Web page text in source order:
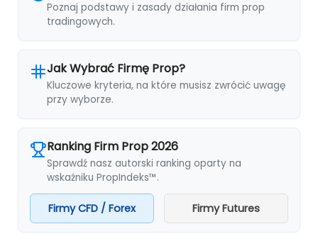
Poznaj podstawy i zasady działania firm prop
tradingowych.
Jak Wybrać Firmę Prop?
Kluczowe kryteria, na które musisz zwrócić uwagę
przy wyborze.
Ranking Firm Prop 2026
Sprawdź nasz autorski ranking oparty na
wskaźniku PropIndeks™.
Firmy CFD / Forex Firmy Futures